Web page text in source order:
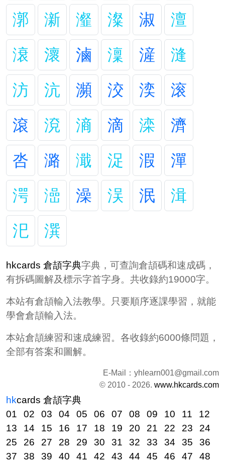
漷
澵 瀣 澯 淑
澶
滖
瀤 滷 澟 滻
漨
汸
沆 瀕 洨 湙
滚
滾
渷 滳 滴 滦
濟
呇
潞 濈 浞 溊
潬
湂
澏 澡 洖 泯
湒
汜
潠
hkcards 倉頡字典字典，可查詢倉頡碼和速成碼，
有拆碼圖解及標示字首字身。共收錄約19000字。
本站有倉頡輸入法教學。只要順序逐課學習，就能
學會倉頡輸入法。
本站倉頡練習和速成練習。各收錄約6000條問題，
全部有答案和圖解。
E-Mail： yhlearn001@gmail.com
© 2010 - 2026. www.hkcards.com
hkcards 倉頡字典
01
02 03 04 05 06 07 08 09 10 11
12
13
14 15 16 17 18 19 20 21 22 23
24
25
26 27 28 29 30 31 32 33 34 35
36
37
38 39 40 41 42 43 44 45 46 47 48